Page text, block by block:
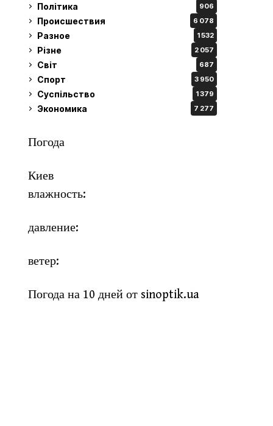
Політика 906
Происшествия 6 078
Разное 1 532
Різне 2 057
Світ 687
Спорт 3 950
Суспільство 1 379
Экономика 7 277
Погода
Киев
влажность:
давление:
ветер:
Погода на 10 дней от sinoptik.ua